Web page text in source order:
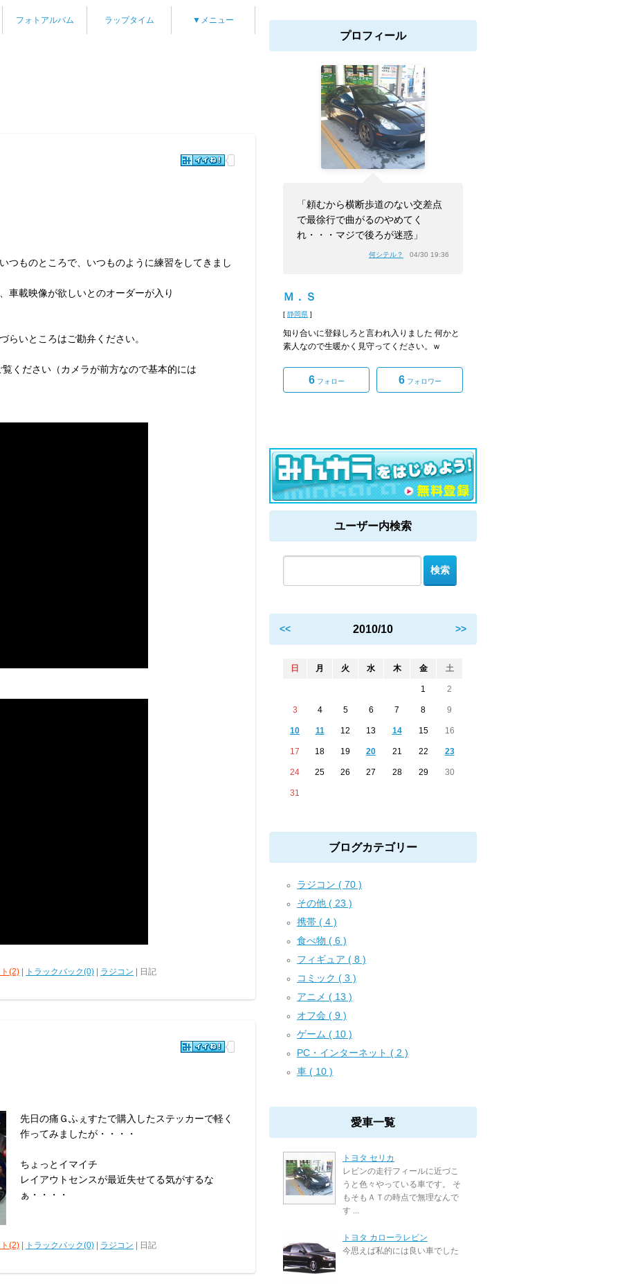
フォトアルバム ラップタイム ▼メニュー
つものところで、いつものように練習をしてきまし
車載映像が欲しいとのオーダーが入り
らいところはご勘弁ください。
ください（カメラが前方なので基本的には
(2) トラックバック(0) ラジコン | 日記
先日の痛Ｇふぇすたで購入したステッカーで軽く
作ってみましたが・・・・
ちょっとイマイチ
レイアウトセンスが最近失せてる気がするな
ぁ・・・・
(2) トラックバック(0) ラジコン | 日記
プロフィール
「頼むから横断歩道のない交差点
で最徐行で曲がるのやめてく
れ・・・マジで後ろが迷惑」
何シテル？ 04/30 19:36
Ｍ．Ｓ
[ 静岡県 ]
知り合いに登録しろと言われ入りました 何かと
素人なので生暖かく見守ってください。ｗ
6フォロー 6フォロワー
ユーザー内検索
<< 2010/10 >>
日 月 火 水 木 金 土
1 2
3 4 5 6 7 8 9
10 11 12 13 14 15 16
17 18 19 20 21 22 23
24 25 26 27 28 29 30
31
ブログカテゴリー
ラジコン ( 70 )
その他 ( 23 )
携帯 ( 4 )
食べ物 ( 6 )
フィギュア ( 8 )
コミック ( 3 )
アニメ ( 13 )
オフ会 ( 9 )
ゲーム ( 10 )
PC・インターネット ( 2 )
車 ( 10 )
愛車一覧
トヨタ セリカ
レビンの走行フィールに近づこ
うと色々やっている車です。 そ
もそもＡＴの時点で無理なんで
す ...
トヨタ カローラレビン
今思えば私的には良い車でした